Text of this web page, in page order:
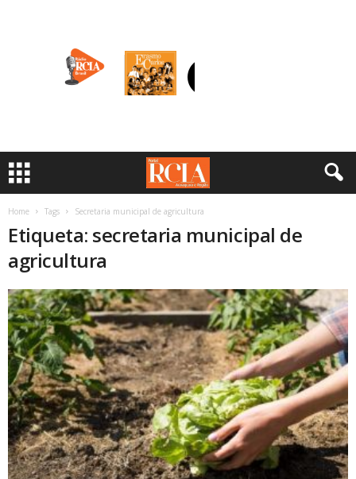
Home Tags Secretaria municipal de agricultura
Etiqueta: secretaria municipal de
agricultura